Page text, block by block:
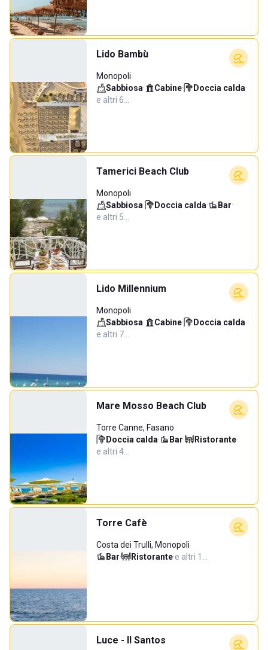
Lido Bambù
Monopoli
Sabbiosa· Cabine· Doccia calda·
e altri 6…
Tamerici Beach Club
Monopoli
Sabbiosa· Doccia calda· Bar·
e altri 5…
Lido Millennium
Monopoli
Sabbiosa· Cabine· Doccia calda·
e altri 7…
Mare Mosso Beach Club
Torre Canne, Fasano
Doccia calda· Bar· Ristorante·
e altri 4…
Torre Cafè
Costa dei Trulli, Monopoli
Bar· Ristorante·e altri 1…
Luce - Il Santos